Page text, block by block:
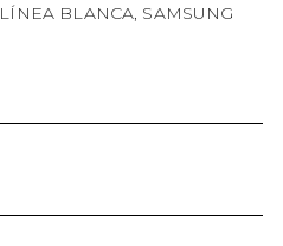
LÍNEA BLANCA SAMSUNG